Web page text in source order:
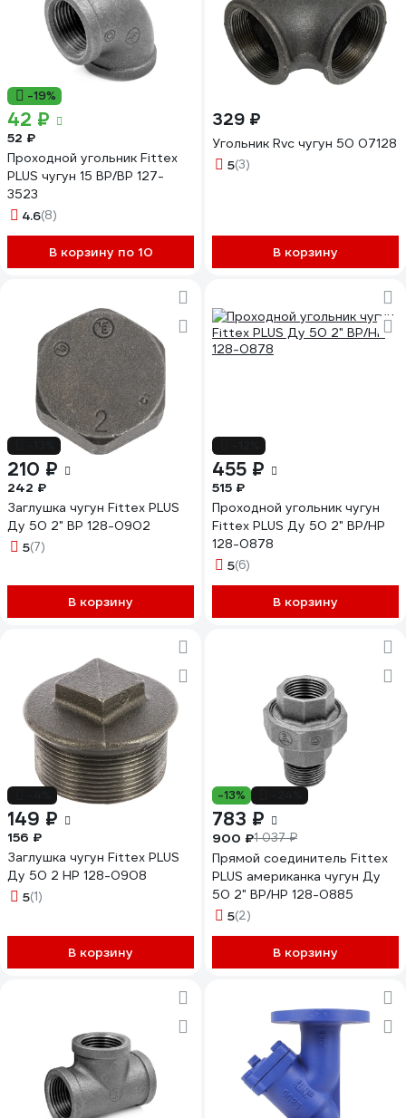
-19%
42 ₽
52 ₽
Проходной угольник Fittex
PLUS чугун 15 ВР/ВР 127-
3523
4.6(8)
В корзину по 10
329 ₽
Угольник Rvc чугун 50 07128
5(3)
В корзину
210 ₽
242 ₽
Заглушка чугун Fittex PLUS
Ду 50 2" ВР 128-0902
5(7)
В корзину
455 ₽
515 ₽
Проходной угольник чугун
Fittex PLUS Ду 50 2" ВР/НР
128-0878
5(6)
В корзину
149 ₽
156 ₽
Заглушка чугун Fittex PLUS
Ду 50 2 НР 128-0908
5(1)
В корзину
-13%
783 ₽
900 ₽1 037 ₽
Прямой соединитель Fittex
PLUS американка чугун Ду
50 2" ВР/НР 128-0885
5(2)
В корзину